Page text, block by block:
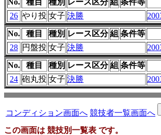
No. 種目 種別 レース区分 組 条件等
26 やり投 女子 決勝
No. 種目 種別 レース区分 組 条件等
28 円盤投 女子 決勝
No. 種目 種別 レース区分 組 条件等
24 砲丸投 女子 決勝
コンディション画面へ 競技者一覧画面へ
この画面は 競技別一覧表 です。